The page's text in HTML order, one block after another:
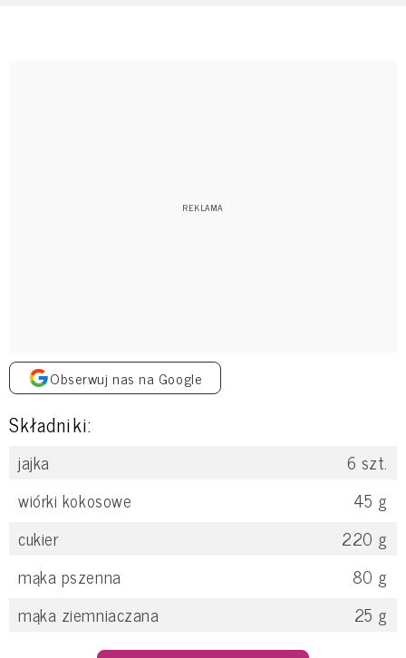
Obserwuj nas na Google
Składniki:
jajka 6 szt.
wiórki kokosowe
45 g
cukier
220 g
mąka pszenna
80 g
mąka ziemniaczana
25 g